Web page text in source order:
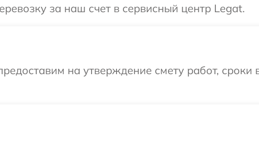
за наш счет в сервисный центр Legat.
на утверждение смету работ,